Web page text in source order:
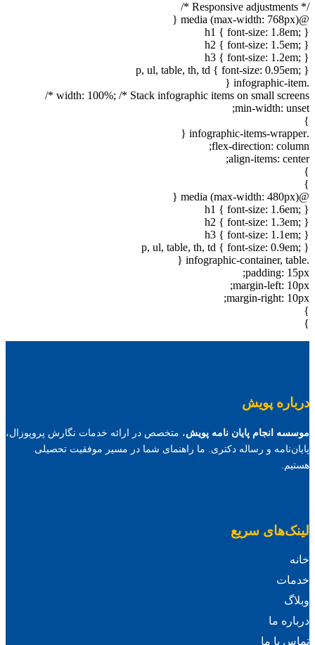
/* Responsive adjustments */
@media (max-width: 768px) {
h1 { font-size: 1.8em; }
h2 { font-size: 1.5em; }
h3 { font-size: 1.2em; }
p, ul, table, th, td { font-size: 0.95em; }
.infographic-item {
width: 100%; /* Stack infographic items on small screens */
min-width: unset;
}
.infographic-items-wrapper {
flex-direction: column;
align-items: center;
}
}
@media (max-width: 480px) {
h1 { font-size: 1.6em; }
h2 { font-size: 1.3em; }
h3 { font-size: 1.1em; }
p, ul, table, th, td { font-size: 0.9em; }
.infographic-container, table {
padding: 15px;
margin-left: 10px;
margin-right: 10px;
}
}
درباره پویش
موسسه انجام پایان نامه پویش، متخصص در ارائه خدمات نگارش پروپوزال،
پایان‌نامه و رساله دکتری. ما راهنمای شما در مسیر موفقیت تحصیلی
هستیم.
لینک‌های سریع
خانه
خدمات
وبلاگ
درباره ما
تماس با ما